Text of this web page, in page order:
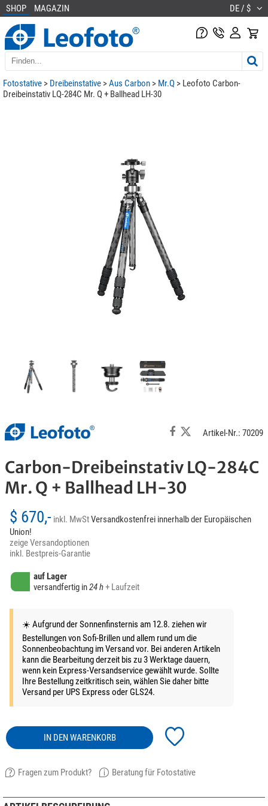
SHOP MAGAZIN DE / $
Fotostative > Dreibeinstative >Aus Carbon > Mr.Q > Leofoto Carbon-
Dreibeinstativ LQ-284C Mr. Q + Ballhead LH-30
Artikel-Nr.: 70209
Carbon-Dreibeinstativ LQ-284C
Mr. Q + Ballhead LH-30
$ 670,- inkl. MwStVersandkostenfrei innerhalb der Europäischen
Union!
zeige Versandoptionen
inkl. Bestpreis-Garantie
auf Lager
versandfertig in24 h+ Laufzeit
☀️ Aufgrund der Sonnenfinsternis am 12.8. ziehen wir
Bestellungen von Sofi-Brillen und allem rund um die
Sonnenbeobachtung im Versand vor. Bei anderen Artikeln
kann die Bearbeitung derzeit bis zu 3 Werktage dauern,
wenn kein Express-Versandservice gewählt wurde. Sollte
Ihre Bestellung zeitkritisch sein, wählen Sie daher bitte
Versand per UPS Express oder GLS24.
IN DEN WARENKORB
Fragen zum Produkt? Beratung für Fotostative